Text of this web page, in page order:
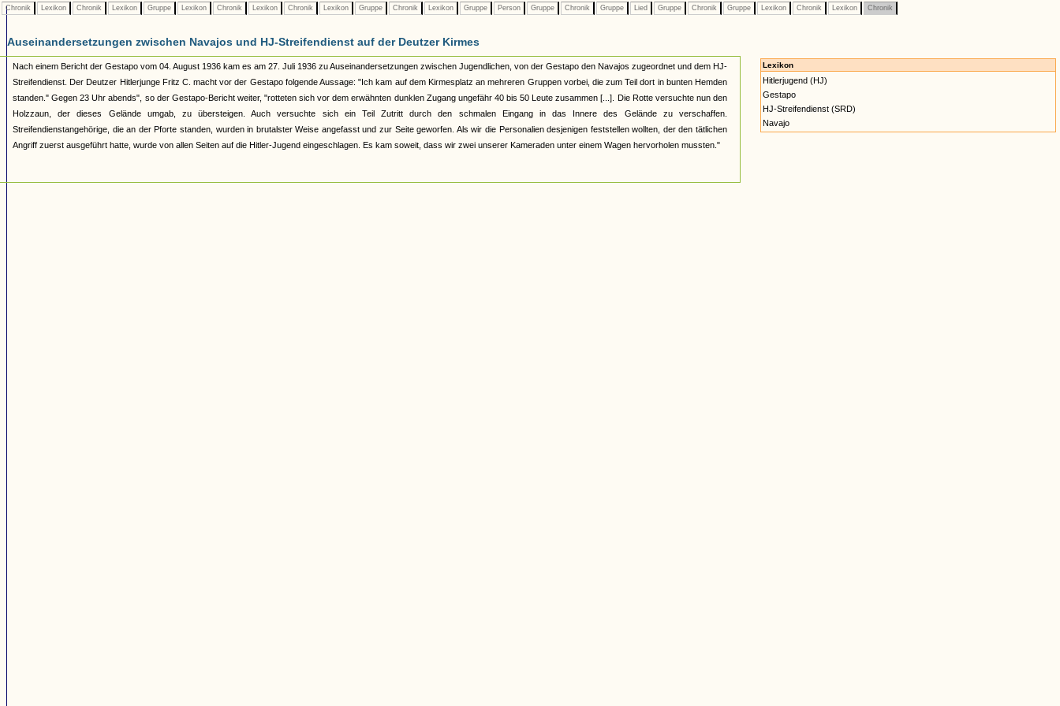
Chronik Lexikon Chronik Lexikon Gruppe Lexikon Chronik Lexikon Chronik Lexikon Gruppe Chronik Lexikon Gruppe Person Gruppe Chronik Gruppe Lied Gruppe Chronik Gruppe Lexikon Chronik Lexikon Chronik
Auseinandersetzungen zwischen Navajos und HJ-Streifendienst auf der Deutzer Kirmes
Nach einem Bericht der Gestapo vom 04. August 1936 kam es am 27. Juli 1936 zu Auseinandersetzungen zwischen Jugendlichen, von der Gestapo den Navajos zugeordnet und dem HJ-
Streifendienst. Der Deutzer Hitlerjunge Fritz C. macht vor der Gestapo folgende Aussage: "Ich kam auf dem Kirmesplatz an mehreren Gruppen vorbei, die zum Teil dort in bunten Hemden
standen." Gegen 23 Uhr abends", so der Gestapo-Bericht weiter, "rotteten sich vor dem erwähnten dunklen Zugang ungefähr 40 bis 50 Leute zusammen [...]. Die Rotte versuchte nun den
Holzzaun, der dieses Gelände umgab, zu übersteigen. Auch versuchte sich ein Teil Zutritt durch den schmalen Eingang in das Innere des Gelände zu verschaffen.
Streifendienstangehörige, die an der Pforte standen, wurden in brutalster Weise angefasst und zur Seite geworfen. Als wir die Personalien desjenigen feststellen wollten, der den tätlichen
Angriff zuerst ausgeführt hatte, wurde von allen Seiten auf die Hitler-Jugend eingeschlagen. Es kam soweit, dass wir zwei unserer Kameraden unter einem Wagen hervorholen mussten."
Lexikon
Hitlerjugend (HJ)
Gestapo
HJ-Streifendienst (SRD)
Navajo